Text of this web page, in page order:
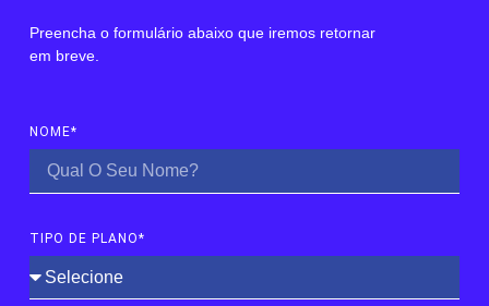
Preencha o formulário abaixo que iremos retornar
em breve.
NOME*
TIPO DE PLANO*